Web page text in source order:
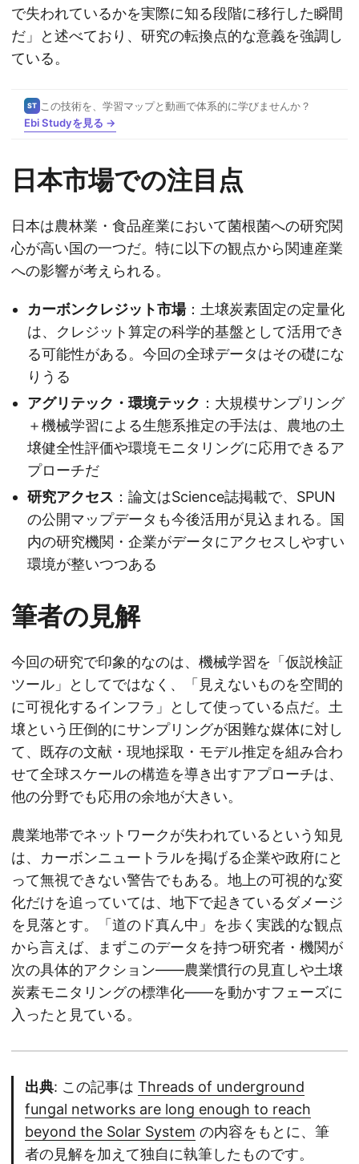
で失われているかを実際に知る段階に移行した瞬間
だ」と述べており、研究の転換点的な意義を強調し
ている。
ST
この技術を、学習マップと動画で体系的に学びませんか？
Ebi Studyを見る →
日本市場での注目点
日本は農林業・食品産業において菌根菌への研究関
心が高い国の一つだ。特に以下の観点から関連産業
への影響が考えられる。
カーボンクレジット市場：土壌炭素固定の定量化
は、クレジット算定の科学的基盤として活用でき
る可能性がある。今回の全球データはその礎にな
りうる
アグリテック・環境テック ：大規模サンプリング
＋機械学習による生態系推定の手法は、農地の土
壌健全性評価や環境モニタリングに応用できるア
プローチだ
研究アクセス ：論文はScience誌掲載で、SPUN
の公開マップデータも今後活用が見込まれる。国
内の研究機関・企業がデータにアクセスしやすい
環境が整いつつある
筆者の見解
今回の研究で印象的なのは、機械学習を「仮説検証
ツール」としてではなく、「見えないものを空間的
に可視化するインフラ」として使っている点だ。土
壌という圧倒的にサンプリングが困難な媒体に対し
て、既存の文献・現地採取・モデル推定を組み合わ
せて全球スケールの構造を導き出すアプローチは、
他の分野でも応用の余地が大きい。
農業地帯でネットワークが失われているという知見
は、カーボンニュートラルを掲げる企業や政府にと
って無視できない警告でもある。地上の可視的な変
化だけを追っていては、地下で起きているダメージ
を見落とす。「道のド真ん中」を歩く実践的な観点
から言えば、まずこのデータを持つ研究者・機関が
次の具体的アクション——農業慣行の見直しや土壌
炭素モニタリングの標準化——を動かすフェーズに
入ったと見ている。
出典: この記事は Threads of underground
fungal networks are long enough to reach
beyond the Solar System の内容をもとに、筆
者の見解を加えて独自に執筆したものです。